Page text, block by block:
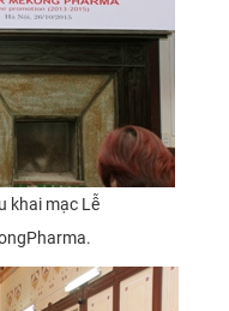
khai mạc Lễ